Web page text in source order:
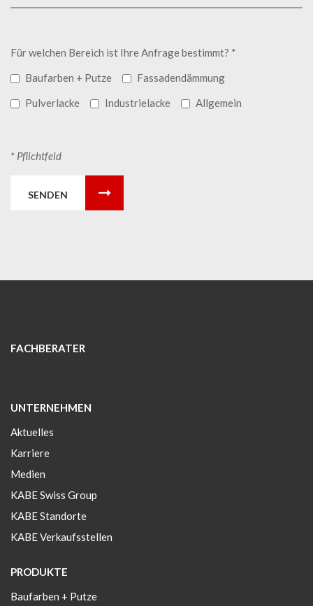
Für welchen Bereich ist Ihre Anfrage bestimmt? *
Baufarben + Putze
Fassadendämmung
Pulverlacke
Industrielacke Allgemein
* Pflichtfeld
SENDEN
FACHBERATER
UNTERNEHMEN
Aktuelles
Karriere
Medien
KABE Swiss Group
KABE Standorte
KABE Verkaufsstellen
PRODUKTE
Baufarben + Putze